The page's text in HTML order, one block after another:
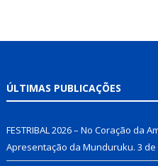
ÚLTIMAS PUBLICAÇÕES
FESTRIBAL 2026 – No Coração da
Apresentação da Munduruku. 3